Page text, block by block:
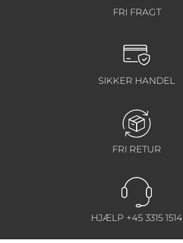
FRI FRAGT
SIKKER HANDEL
FRI RETUR
HJÆLP +45 3315 1514